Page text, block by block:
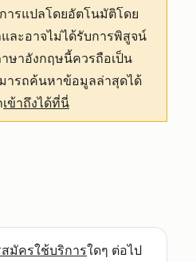
ารแปลโดยอัตโนมัติโดย
ละอาจไม่ได้รับการพิสูจน์
ษาอังกฤษนี้ควรถือเป็น
ารถค้นหาข้อมูลล่าสุดได้
เข้าถึงได้ที่นี่
มัครใช้บริการใดๆ ต่อไป